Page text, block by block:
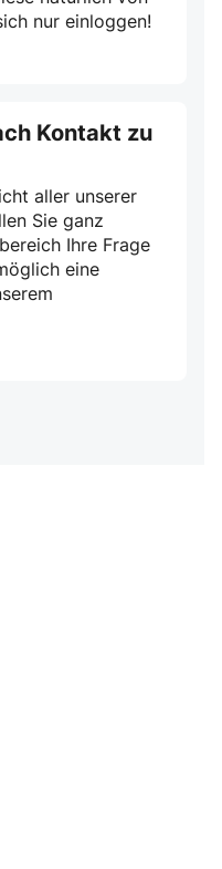
nur einloggen!
Kontakt zu
aller unserer
Sie ganz
Ihre Frage
eine